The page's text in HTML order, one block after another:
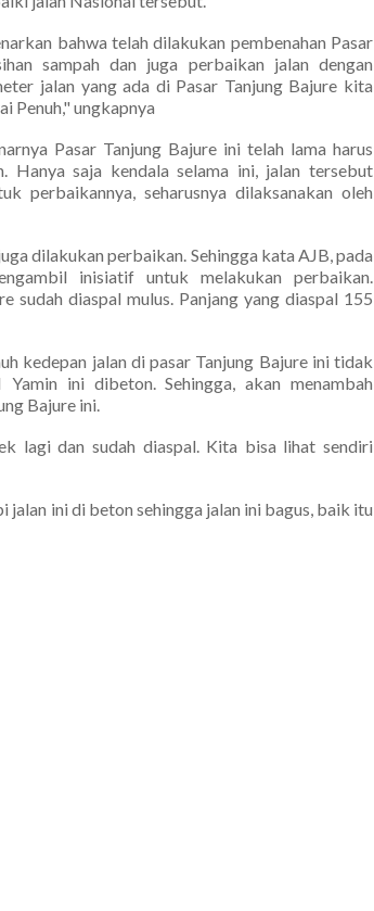
bahwa telah dilakukan pembenahan Pasar
sampah dan juga perbaikan jalan dengan
jalan yang ada di Pasar Tanjung Bajure kita
Penuh," ungkapnya
Pasar Tanjung Bajure ini telah lama harus
Hanya saja kendala selama ini, jalan tersebut
perbaikannya, seharusnya dilaksanakan oleh
dilakukan perbaikan. Sehingga kata AJB, pada
inisiatif untuk melakukan perbaikan.
sudah diaspal mulus. Panjang yang diaspal 155
kedepan jalan di pasar Tanjung Bajure ini tidak
ini dibeton. Sehingga, akan menambah
Bajure ini.
lagi dan sudah diaspal. Kita bisa lihat sendiri
jalan ini di beton sehingga jalan ini bagus, baik itu